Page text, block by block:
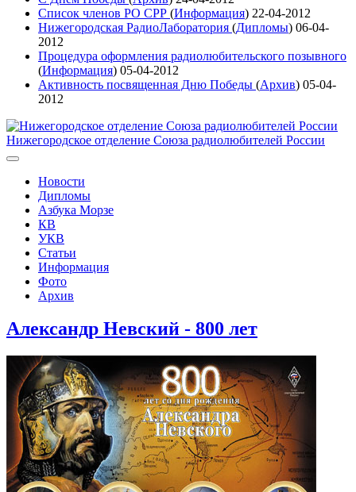
Список членов РО СРР (Информация) 22-04-2012
Нижегородская РадиоЛаборатория (Дипломы) 06-04-
2012
Процедура оформления радиолюбительского позывного
(Информация) 05-04-2012
Активность посвященная Дню Победы (Архив) 05-04-
2012
Нижегородское отделение Союза радиолюбителей России
Новости
Дипломы
Азбука Морзе
КВ
УКВ
Статьи
Информация
Фото
Архив
Александр Невский - 800 лет